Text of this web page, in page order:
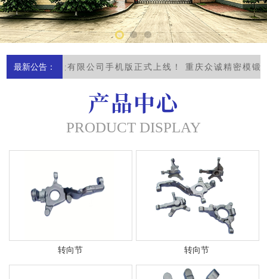
最新公告：
众诚精密模锻有限公司手机版正式上线！ 重庆众诚精密模锻
产品中心
PRODUCT DISPLAY
转向节 转向节